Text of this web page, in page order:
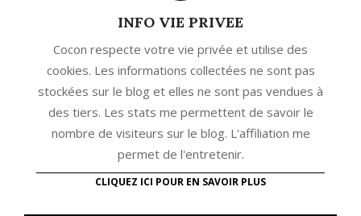
INFO VIE PRIVEE
Cocon respecte votre vie privée et utilise des
cookies. Les informations collectées ne sont pas
stockées sur le blog et elles ne sont pas vendues à
des tiers. Les stats me permettent de savoir le
nombre de visiteurs sur le blog. L'affiliation me
permet de l'entretenir.
CLIQUEZ ICI POUR EN SAVOIR PLUS